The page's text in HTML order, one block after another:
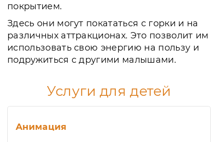
покрытием.
Здесь они могут покататься с горки и на
различных аттракционах. Это позволит им
использовать свою энергию на пользу и
подружиться с другими малышами.
Услуги для детей
Анимация